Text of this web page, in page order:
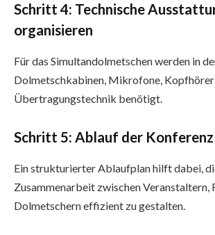
Schritt 4: Technische
organisieren
Für das Simultandolmetschen werden in
Dolmetschkabinen, Mikrofone, Kopfhörer
Übertragungstechnik benötigt.
Schritt 5: Ablauf der Konferenz
Ein strukturierter Ablaufplan hilft dabei,
Zusammenarbeit zwischen Veranstaltern,
Dolmetschern effizient zu gestalten.